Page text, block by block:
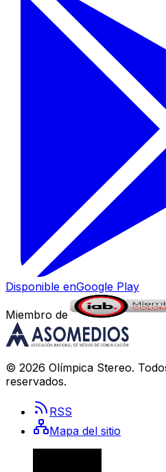
Disponible enGoogle Play
Miembro de
© 2026 Olímpica Stereo.
reservados.
RSS
Mapa del sitio